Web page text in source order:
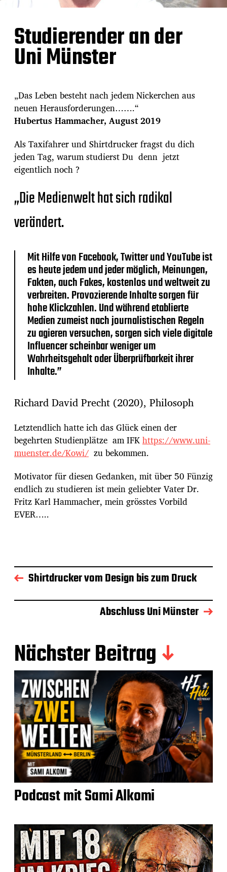
Studierender an der
Uni Münster
„Das Leben besteht nach jedem Nickerchen aus
neuen Herausforderungen…….“
Hubertus Hammacher, August 2019
Als Taxifahrer und Shirtdrucker fragst du dich
jeden Tag, warum studierst Du denn jetzt
eigentlich noch ?
„Die Medienwelt hat sich radikal
verändert.
Mit Hilfe von Facebook, Twitter und YouTube ist
es heute jedem und jeder möglich, Meinungen,
Fakten, auch Fakes, kostenlos und weltweit zu
verbreiten. Provozierende Inhalte sorgen für
hohe Klickzahlen. Und während etablierte
Medien zumeist nach journalistischen Regeln
zu agieren versuchen, sorgen sich viele digitale
Influencer scheinbar weniger um
Wahrheitsgehalt oder Überprüfbarkeit ihrer
Inhalte.”
Richard David Precht (2020), Philosoph
Letztendlich hatte ich das Glück einen der
begehrten Studienplätze am IFKhttps://www.uni-
muenster.de/Kowi/ zu bekommen.
Motivator für diesen Gedanken, mit über 50 Fünzig
endlich zu studieren ist mein geliebter Vater Dr.
Fritz Karl Hammacher, mein grösstes Vorbild
EVER…..
Shirtdrucker vom Design bis zum Druck
Abschluss Uni Münster
Nächster Beitrag
Podcast mit Sami Alkomi